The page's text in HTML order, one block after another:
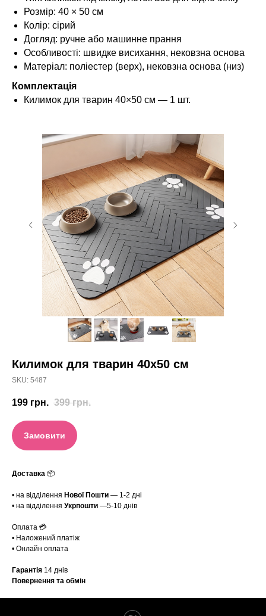
Розмір: 40 × 50 см
Колір: сірий
Догляд: ручне або машинне прання
Особливості: швидке висихання, нековзна основа
Матеріал: поліестер (верх), нековзна основа (низ)
Комплектація
Килимок для тварин 40×50 см — 1 шт.
Килимок для тварин 40х50 см
SKU: 5487
199 грн. 399 грн.
Замовити
Доставка 📦
• на відділення Нової Пошти — 1-2 дні
• на відділення Укрпошти —5-10 днів
Оплата 💳
• Наложений платіж
• Онлайн оплата
Гарантія 14 днів
Повернення та обмін